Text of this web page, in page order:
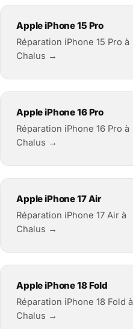
Apple iPhone 15 Pro
Réparation iPhone 15 Pro à
Chalus →
Apple iPhone 16 Pro
Réparation iPhone 16 Pro à
Chalus →
Apple iPhone 17 Air
Réparation iPhone 17 Air à
Chalus →
Apple iPhone 18 Fold
Réparation iPhone 18 Fold à
Chalus →